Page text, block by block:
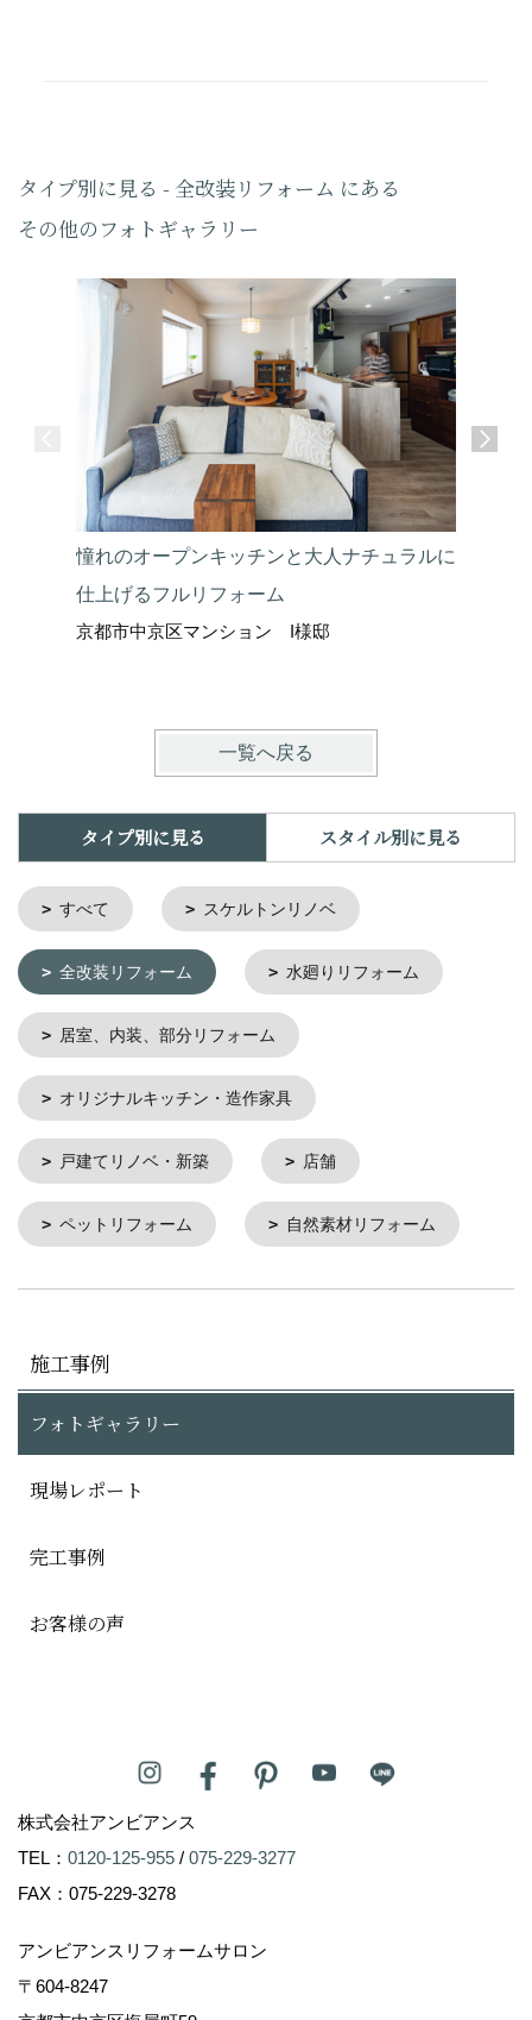
タイプ別に見る - 全改装リフォーム にある
その他のフォトギャラリー
憧れのオープンキッチンと大人ナチュラルに
仕上げるフルリフォーム
京都市中京区マンション I様邸
一覧へ戻る
タイプ別に見る スタイル別に見る
すべて スケルトンリノベ
全改装リフォーム 水廻りリフォーム
居室、内装、部分リフォーム
オリジナルキッチン・造作家具
戸建てリノベ・新築 店舗
ペットリフォーム 自然素材リフォーム
施工事例
フォトギャラリー
現場レポート
完工事例
お客様の声
株式会社アンビアンス
TEL： 0120-125-955 / 075-229-3277
FAX：075-229-3278
アンビアンスリフォームサロン
〒604-8247